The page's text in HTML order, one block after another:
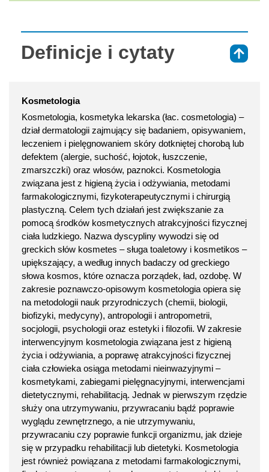
Definicje i cytaty
Kosmetologia
Kosmetologia, kosmetyka lekarska (łac. cosmetologia) –
dział dermatologii zajmujący się badaniem, opisywaniem,
leczeniem i pielęgnowaniem skóry dotkniętej chorobą lub
defektem (alergie, suchość, łojotok, łuszczenie,
zmarszczki) oraz włosów, paznokci. Kosmetologia
związana jest z higieną życia i odżywiania, metodami
farmakologicznymi, fizykoterapeutycznymi i chirurgią
plastyczną. Celem tych działań jest zwiększanie za
pomocą środków kosmetycznych atrakcyjności fizycznej
ciała ludzkiego. Nazwa dyscypliny wywodzi się od
greckich słów kosmetes – sługa toaletowy i kosmetikos –
upiększający, a według innych badaczy od greckiego
słowa kosmos, które oznacza porządek, ład, ozdobę. W
zakresie poznawczo-opisowym kosmetologia opiera się
na metodologii nauk przyrodniczych (chemii, biologii,
biofizyki, medycyny), antropologii i antropometrii,
socjologii, psychologii oraz estetyki i filozofii. W zakresie
interwencyjnym kosmetologia związana jest z higieną
życia i odżywiania, a poprawę atrakcyjności fizycznej
ciała człowieka osiąga metodami nieinwazyjnymi –
kosmetykami, zabiegami pielęgnacyjnymi, interwencjami
dietetycznymi, rehabilitacją. Jednak w pierwszym rzędzie
służy ona utrzymywaniu, przywracaniu bądź poprawie
wyglądu zewnętrznego, a nie utrzymywaniu,
przywracaniu czy poprawie funkcji organizmu, jak dzieje
się w przypadku rehabilitacji lub dietetyki. Kosmetologia
jest również powiązana z metodami farmakologicznymi,